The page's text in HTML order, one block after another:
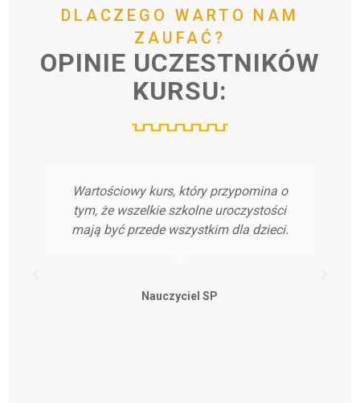
DLACZEGO WARTO NAM
ZAUFAĆ?
OPINIE UCZESTNIKÓW
KURSU:
Wartościowy kurs, który przypomina o
tym, że wszelkie szkolne uroczystości
mają być przede wszystkim dla dzieci.
Nauczyciel SP